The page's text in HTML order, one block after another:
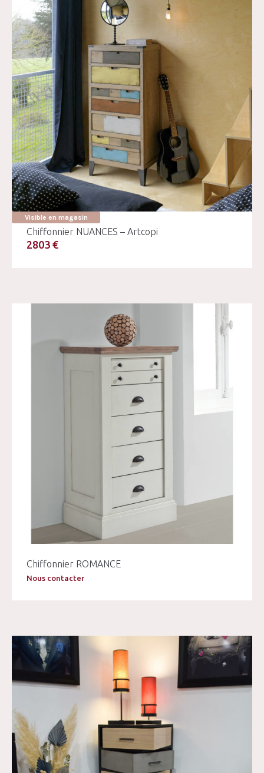
Visible en magasin
Chiffonnier NUANCES – Artcopi
2803 €
Chiffonnier ROMANCE
Nous contacter